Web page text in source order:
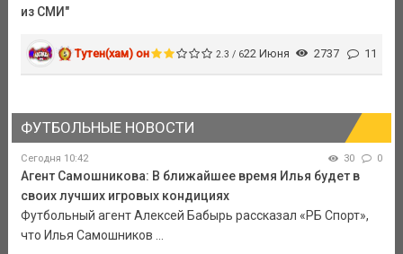
из СМИ"
Тутен(хам) он 2.3 / 622 Июня 2737 11
ФУТБОЛЬНЫЕ НОВОСТИ
Сегодня 10:42 30 0
Агент Самошникова: В ближайшее время Илья будет в
своих лучших игровых кондициях
Футбольный агент Алексей Бабырь рассказал «РБ Спорт»,
что Илья Самошников ...